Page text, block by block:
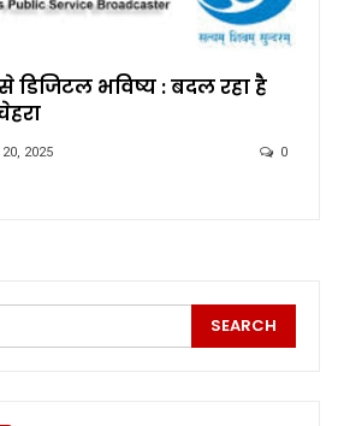
डिजिटल भविष्य : बदल रहा है
2025 0